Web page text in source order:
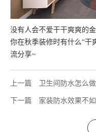
没有人会不爱干干爽爽的
你在秋季装修时有什么“干
流分享~
上一篇 卫生间防水怎么
下一篇 家装防水效果不